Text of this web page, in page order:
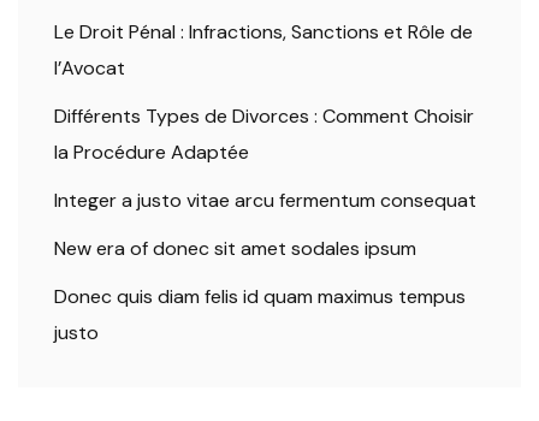
Le Droit Pénal : Infractions, Sanctions et Rôle de
l’Avocat
Différents Types de Divorces : Comment Choisir
la Procédure Adaptée
Integer a justo vitae arcu fermentum consequat
New era of donec sit amet sodales ipsum
Donec quis diam felis id quam maximus tempus
justo